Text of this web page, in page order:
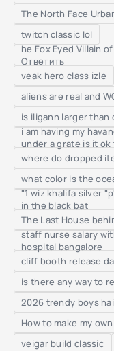
The North Face
twitch classic lol
he Fox Eyed Villain
Ответить
veak hero class izle
aliens are real and
is iligann larger than
i am having my
under a grate is it ok
where do dropped
what color is the
"1 wiz khalifa silver
in the black bat
The Last House
staff nurse salary
hospital bangalore
cliff booth release
is there any way to
2026 trendy boys
How to make my
veigar build classic